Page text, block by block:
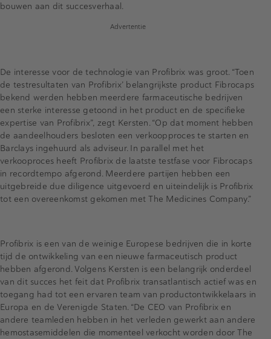
bouwen aan dit succesverhaal.
Advertentie
De interesse voor de technologie van Profibrix was groot. “Toen
de testresultaten van Profibrix’ belangrijkste product Fibrocaps
bekend werden hebben meerdere farmaceutische bedrijven
een sterke interesse getoond in het product en de specifieke
expertise van Profibrix”, zegt Kersten. “Op dat moment hebben
de aandeelhouders besloten een verkoopproces te starten en
Barclays ingehuurd als adviseur. In parallel met het
verkooproces heeft Profibrix de laatste testfase voor Fibrocaps
in recordtempo afgerond. Meerdere partijen hebben een
uitgebreide due diligence uitgevoerd en uiteindelijk is Profibrix
tot een overeenkomst gekomen met The Medicines Company.”
Profibrix is een van de weinige Europese bedrijven die in korte
tijd de ontwikkeling van een nieuwe farmaceutisch product
hebben afgerond. Volgens Kersten is een belangrijk onderdeel
van dit succes het feit dat Profibrix transatlantisch actief was en
toegang had tot een ervaren team van productontwikkelaars in
Europa en de Verenigde Staten. “De CEO van Profibrix en
andere teamleden hebben in het verleden gewerkt aan andere
hemostasemiddelen die momenteel verkocht worden door The